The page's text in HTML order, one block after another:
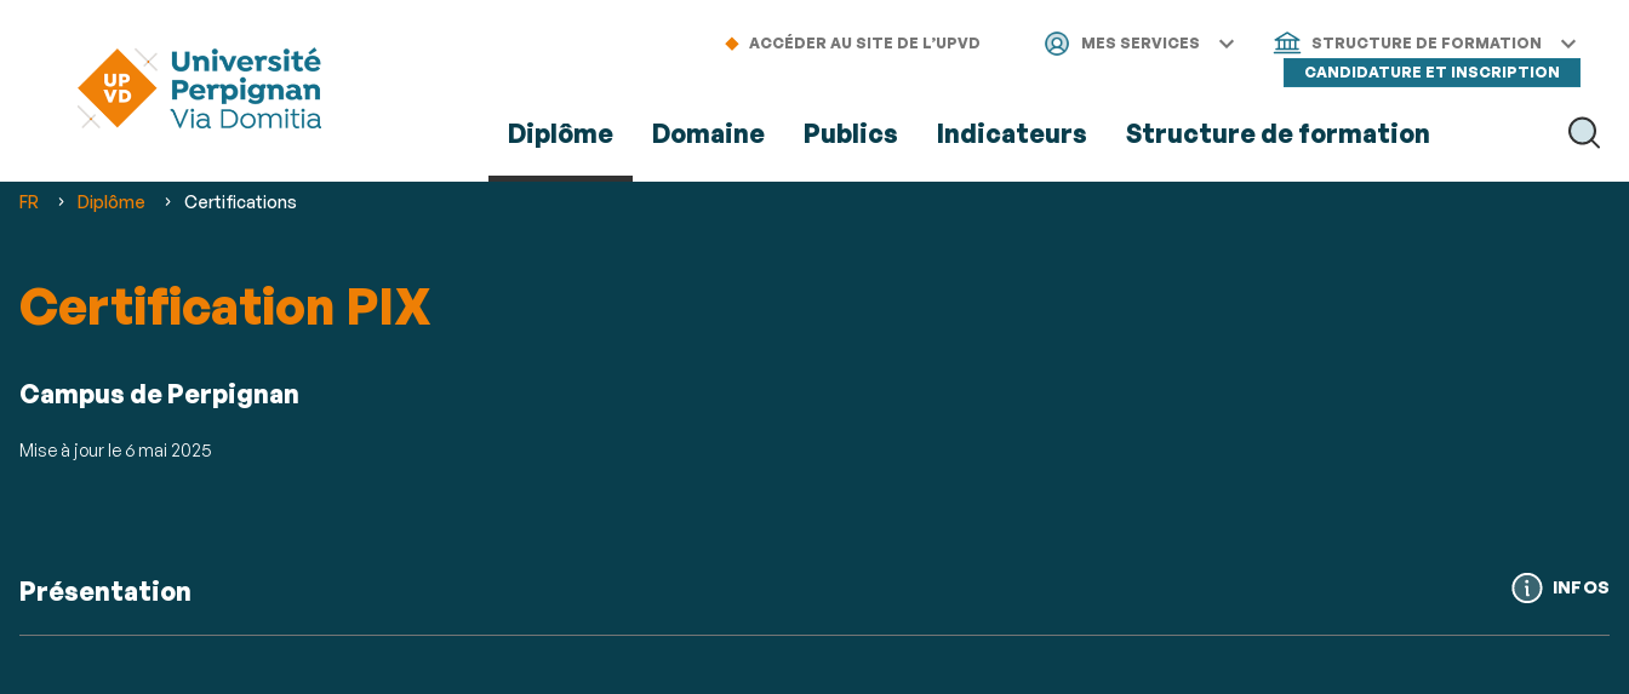
au
directs
ACCÉDER AU SITE DE L’UPVD MES SERVICES
STRUCTURE DE FORMATION
CANDIDATURE ET INSCRIPTION
Diplôme Domaine Publics Indicateurs Structure de formation
Vous
FR Diplôme Certifications
Certification PIX
Résumé
Campus de Perpignan
Mise à jour le 6 mai 2025
Accéder
aux
Présentation Call
to
INFOS